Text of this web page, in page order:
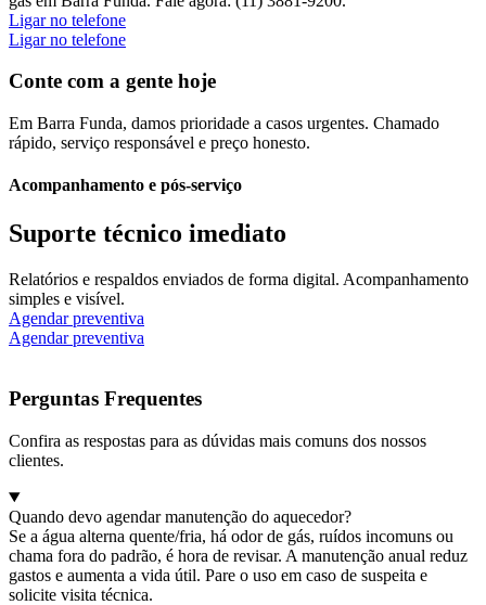
Ligar no telefone
Ligar no telefone
Conte com a gente hoje
Em Barra Funda, damos prioridade a casos urgentes. Chamado
rápido, serviço responsável e preço honesto.
Acompanhamento e pós-serviço
Suporte técnico imediato
Relatórios e respaldos enviados de forma digital. Acompanhamento
simples e visível.
Agendar preventiva
Agendar preventiva
Perguntas Frequentes
Confira as respostas para as dúvidas mais comuns dos nossos
clientes.
Quando devo agendar manutenção do aquecedor?
Se a água alterna quente/fria, há odor de gás, ruídos incomuns ou
chama fora do padrão, é hora de revisar. A manutenção anual reduz
gastos e aumenta a vida útil. Pare o uso em caso de suspeita e
solicite visita técnica.